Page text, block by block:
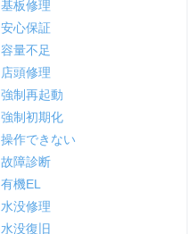
基板修理
安心保証
容量不足
店頭修理
強制再起動
強制初期化
操作できない
故障診断
有機EL
水没修理
水没復旧